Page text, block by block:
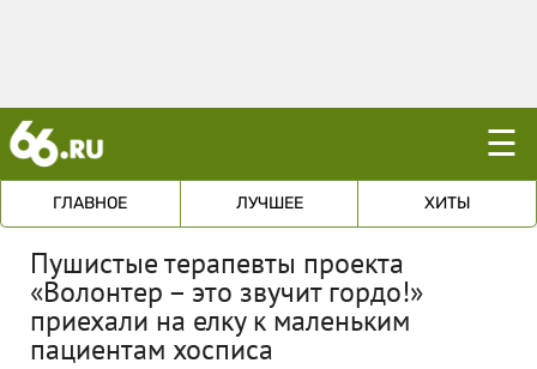
☰
ГЛАВНОЕ ЛУЧШЕЕ ХИТЫ
Пушистые терапевты проекта
«Волонтер – это звучит гордо!»
приехали на елку к маленьким
пациентам хосписа